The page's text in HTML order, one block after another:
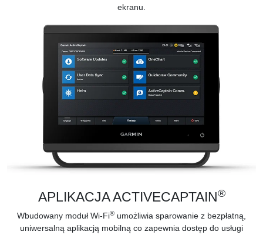
ekranu.
APLIKACJA ACTIVECAPTAIN®
Wbudowany moduł Wi-Fi® umożliwia sparowanie z bezpłatną,
uniwersalną aplikacją mobilną co zapewnia dostęp do usługi